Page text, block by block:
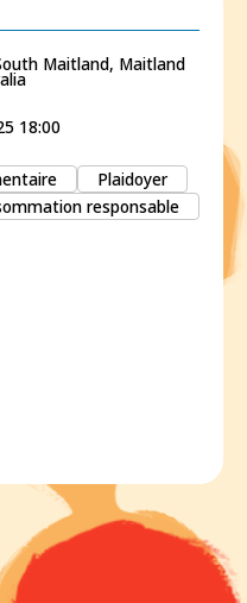
Maitland, Maitland
18:00
Plaidoyer
responsable